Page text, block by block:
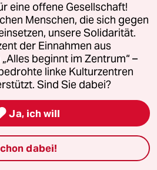
Stadt
gemacht für den weißen
Auto“
Weltkatzentag
eine offene Gesellschaft!
Menschen, die sich gegen
unsere Solidarität.
der Einnahmen aus
beginnt im Zentrum“ –
linke Kulturzentren
Sind Sie dabei?
Ja, ich will
dabei!